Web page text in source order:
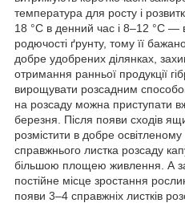
температура для росту і
18 °С в денний час і 8–12 °С —
родючості ґрунту, тому її
добре удобрених ділянках,
отримання ранньої продукції
вирощувати розсадним
на розсаду можна приступати
березня. Після появи сходів
розмістити в добре
справжнього листка розсаду
більшою площею живлення. А
постійне місце зростання
появи 3–4 справжніх листків